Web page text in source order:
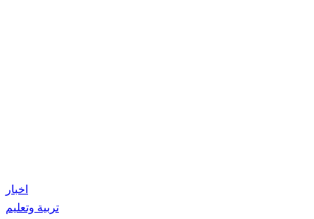
اخبار
تربية وتعليم